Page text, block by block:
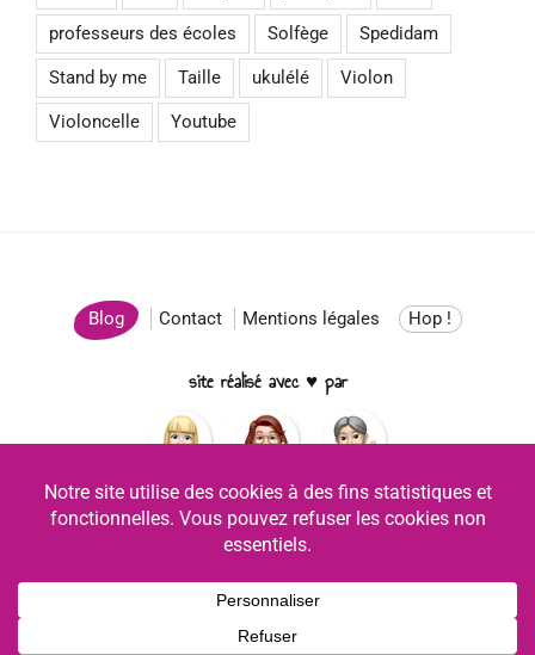
professeurs des écoles Solfège Spedidam
Stand by me Taille ukulélé Violon
Violoncelle Youtube
Blog Contact Mentions légales Hop !
site réalisé avec ♥ par
Copyright © 2026 Chanter Ukulélé - Tous droits réservés